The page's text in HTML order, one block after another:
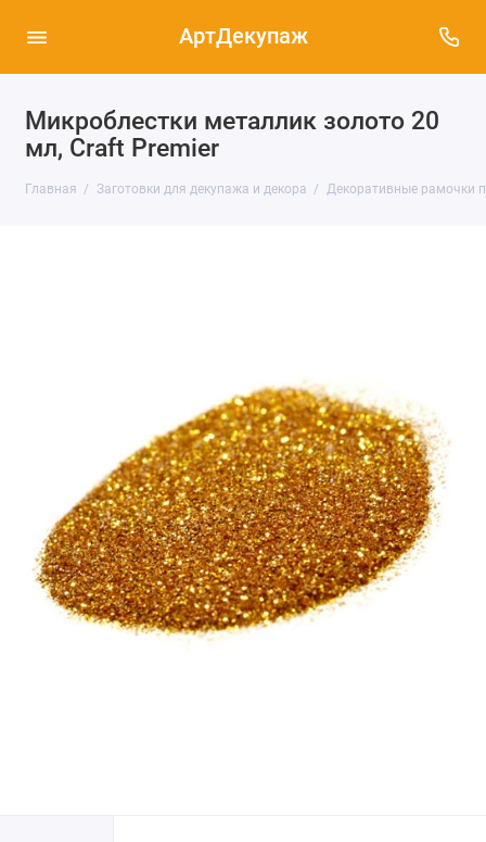
АртДекупаж
Микроблестки металлик золото 20
мл, Craft Premier
Главная Заготовки для декупажа и декора Декоративные рамочки